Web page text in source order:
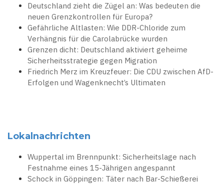
Deutschland zieht die Zügel an: Was bedeuten die
neuen Grenzkontrollen für Europa?
Gefährliche Altlasten: Wie DDR-Chloride zum
Verhängnis für die Carolabrücke wurden
Grenzen dicht: Deutschland aktiviert geheime
Sicherheitsstrategie gegen Migration
Friedrich Merz im Kreuzfeuer: Die CDU zwischen AfD-
Erfolgen und Wagenknecht’s Ultimaten
Lokalnachrichten
Wuppertal im Brennpunkt: Sicherheitslage nach
Festnahme eines 15-Jährigen angespannt
Schock in Göppingen: Täter nach Bar-Schießerei